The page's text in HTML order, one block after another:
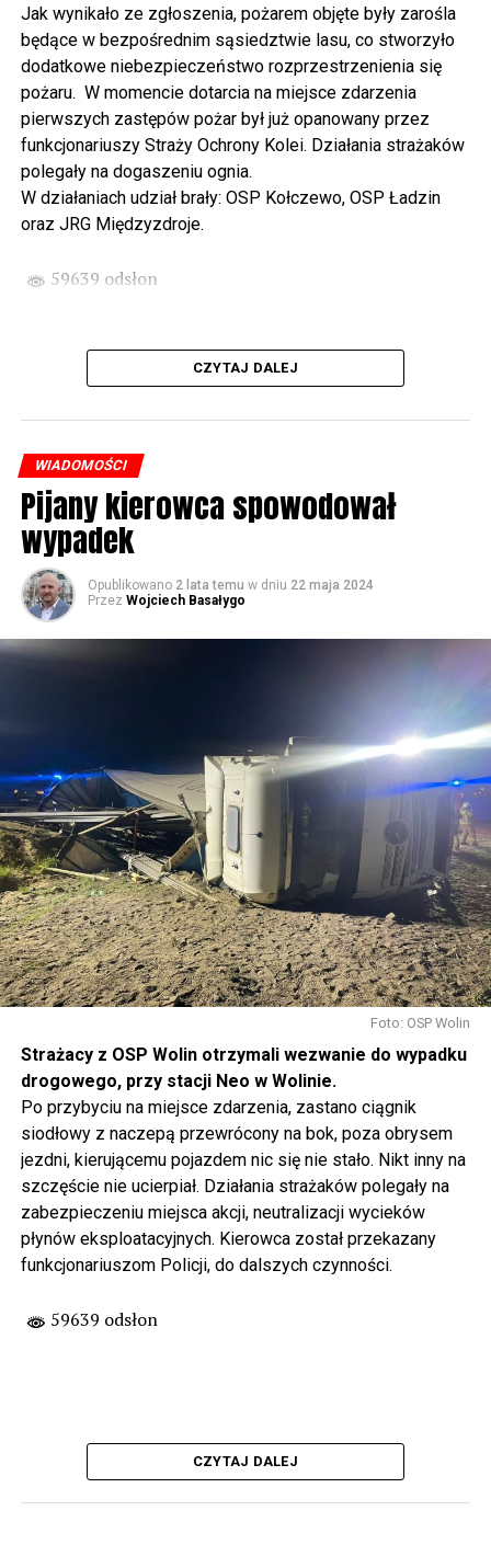
Wikingów lub zwiedzając miasto z przewodnikiem (start
spod biblioteki). O godzinie 19.00 w kolegiacie
wysłuchamy organowego koncertu w wykonaniu
państwa Witkowskich.
Wyjątkowym wydarzeniem będzie koncert w wykonaniu
Kawuś Music Project, podczas którego wysłuchamy
polskich przebojów w jazzowej aranżacji (godz. 20.00
przed biblioteką). Podczas koncertu zaplanowaliśmy dla
Projektów Interreg VI A – Kultura i zrównoważona
turystyka.
(Niemcy), Biblioteka Publiczna Gminy Wolin, Parafia
Rzymskokatolicka w Wolinie
59640 odsłon
Jak wynikało ze zgłoszenia, pożarem objęte były zarośla
będące w bezpośrednim sąsiedztwie lasu, co stworzyło
dodatkowe niebezpieczeństwo rozprzestrzenienia się
pożaru. W momencie dotarcia na miejsce zdarzenia
pierwszych zastępów pożar był już opanowany przez
funkcjonariuszy Straży Ochrony Kolei. Działania strażaków
polegały na dogaszeniu ognia.
W działaniach udział brały: OSP Kołczewo, OSP Ładzin
oraz JRG Międzyzdroje.
59639 odsłon
CZYTAJ DALEJ
WIADOMOŚCI
Pijany kierowca spowodował
wypadek
Opublikowano 2 lata temu w dniu 22 maja 2024
Przez Wojciech Basałygo
Foto: OSP Wolin
Strażacy z OSP Wolin otrzymali wezwanie do wypadku
drogowego, przy stacji Neo w Wolinie.
Po przybyciu na miejsce zdarzenia, zastano ciągnik
siodłowy z naczepą przewrócony na bok, poza obrysem
jezdni, kierującemu pojazdem nic się nie stało. Nikt inny na
szczęście nie ucierpiał. Działania strażaków polegały na
zabezpieczeniu miejsca akcji, neutralizacji wycieków
płynów eksploatacyjnych. Kierowca został przekazany
funkcjonariuszom Policji, do dalszych czynności.
59639 odsłon
CZYTAJ DALEJ